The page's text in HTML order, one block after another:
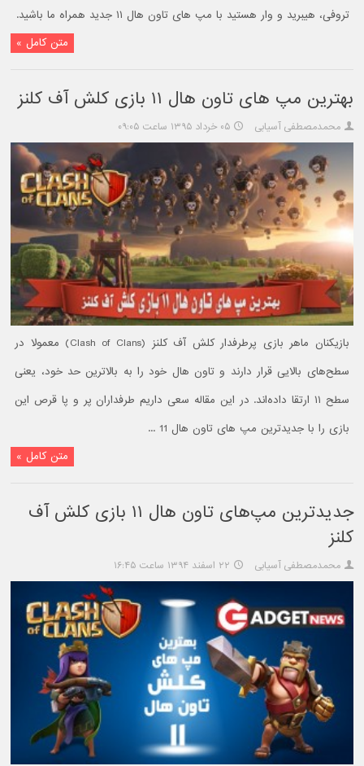
تروفی، هیبرید و وار هستید با مپ های تاون هال ۱۱ جدید همراه ما باشید.
متن کامل »
بهترین مپ های تاون هال ۱۱ بازی کلش آف کلنز
محمدمصطفی آسیابی ۰۵ خرداد ۱۳۹۵ ساعت ۰۹:۰۵
بازیکنان ماهر بازی پرطرفدار کلش آف کلنز (Clash of Clans) معمولا در
سطح‌های بالایی قرار دارند و تاون هال خود را به بالاترین حد خود، یعنی
سطح ۱۱ ارتقا داده‌اند. در این مقاله سعی داریم طرفداران پر و پا قرص این
بازی را با جدیدترین مپ های تاون هال 11 ...
متن کامل »
جدیدترین مپ‌های تاون هال ۱۱ بازی کلش آف
کلنز
محمدمصطفی آسیابی ۲۲ اسفند ۱۳۹۴ ساعت ۱۶:۴۵